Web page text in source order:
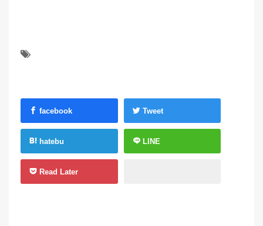
facebook Tweet
hatebu LINE
Read Later